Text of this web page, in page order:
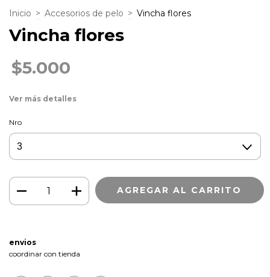
Inicio > Accesorios de pelo > Vincha flores
Vincha flores
$5.000
Ver más detalles
Nro
envios
coordinar con tienda